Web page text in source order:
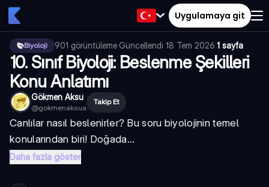
Uygulamaya git
Biyoloji 901 görüntüleme·Güncellendi 18 Tem 2026·1 sayfa
10. Sınıf Biyoloji: Beslenme Şekilleri
Konu Anlatımı
Gökmen Aksu
@gokmenaksua
Takip Et
Canlılar nasıl beslenirler? Bu soru biyolojinin temel
konularından biri! Doğada...
Daha fazla göster